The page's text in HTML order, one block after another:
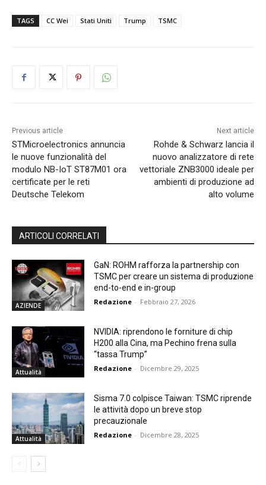
TAGS CC Wei Stati Uniti Trump TSMC
Previous article
STMicroelectronics annuncia
le nuove funzionalità del
modulo NB-IoT ST87M01 ora
certificate per le reti
Deutsche Telekom
Next article
Rohde & Schwarz lancia il
nuovo analizzatore di rete
vettoriale ZNB3000 ideale per
ambienti di produzione ad
alto volume
ARTICOLI CORRELATI
AZIENDE
GaN: ROHM rafforza la partnership con
TSMC per creare un sistema di produzione
end-to-end e in-group
Redazione - Febbraio 27, 2026
Attualità
NVIDIA: riprendono le forniture di chip
H200 alla Cina, ma Pechino frena sulla
“tassa Trump”
Redazione - Dicembre 29, 2025
Attualità
Sisma 7.0 colpisce Taiwan: TSMC riprende
le attività dopo un breve stop
precauzionale
Redazione - Dicembre 28, 2025